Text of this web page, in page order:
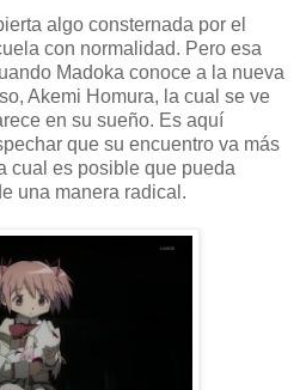
algo consternada por el
con normalidad. Pero esa
Madoka conoce a la nueva
Akemi Homura, la cual se ve
en su sueño. Es aquí
que su encuentro va más
cual es posible que pueda
una manera radical.